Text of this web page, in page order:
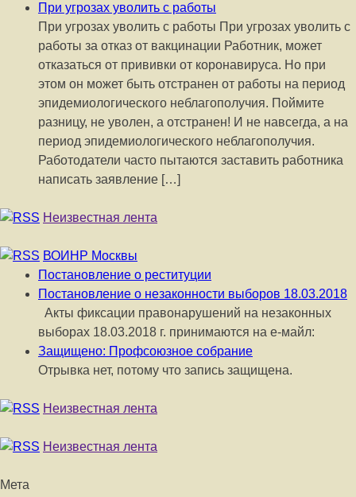
При угрозах уволить с работы
При угрозах уволить с работы При угрозах уволить с
работы за отказ от вакцинации Работник, может
отказаться от прививки от коронавируса. Но при
этом он может быть отстранен от работы на период
эпидемиологического неблагополучия. Поймите
разницу, не уволен, а отстранен! И не навсегда, а на
период эпидемиологического неблагополучия.
Работодатели часто пытаются заставить работника
написать заявление […]
Неизвестная лента
ВОИНР Москвы
Постановление о реституции
Постановление о незаконности выборов 18.03.2018
Акты фиксации правонарушений на незаконных
выборах 18.03.2018 г. принимаются на е-майл:
Защищено: Профсоюзное собрание
Отрывка нет, потому что запись защищена.
Неизвестная лента
Неизвестная лента
Мета